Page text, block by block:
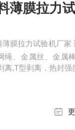
薄膜拉力
膜拉力试验机厂
绳、金属丝、金属
,T型剥离，热封强